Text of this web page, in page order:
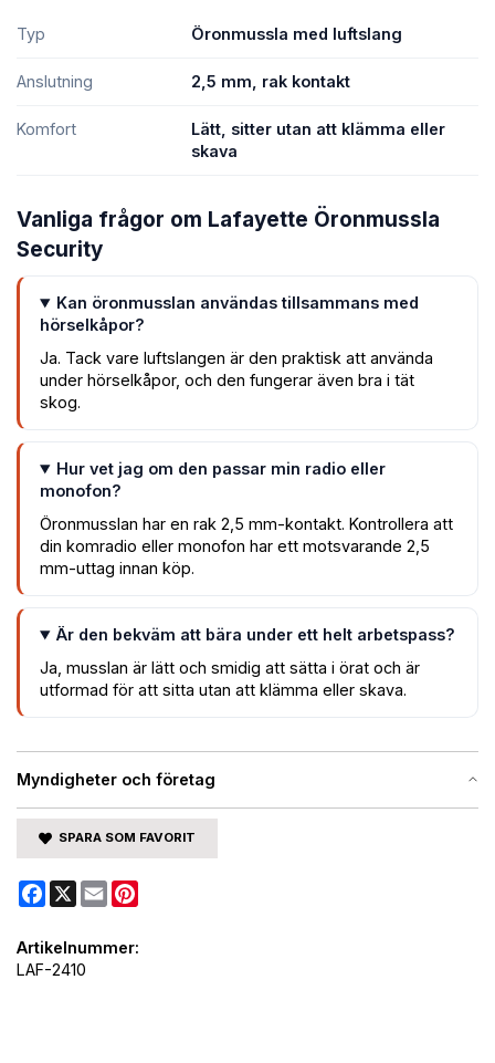
Myndigheter och företag
Typ Öronmussla med luftslang
Anslutning 2,5 mm, rak kontakt
Komfort
Lätt, sitter utan att klämma eller
skava
Vanliga frågor om Lafayette Öronmussla
Security
Kan öronmusslan användas tillsammans med
hörselkåpor?
Ja. Tack vare luftslangen är den praktisk att använda
under hörselkåpor, och den fungerar även bra i tät
skog.
Hur vet jag om den passar min radio eller
monofon?
Öronmusslan har en rak 2,5 mm-kontakt. Kontrollera att
din komradio eller monofon har ett motsvarande 2,5
mm-uttag innan köp.
Är den bekväm att bära under ett helt arbetspass?
Ja, musslan är lätt och smidig att sätta i örat och är
utformad för att sitta utan att klämma eller skava.
SPARA SOM FAVORIT
Facebook
X Email
Artikelnummer:
LAF-2410